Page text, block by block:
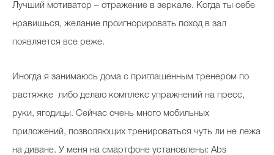
Лучший мотиватор – отражение в зеркале. Когда ты себе
нравишься, желание проигнорировать поход в зал
появляется все реже.
Иногда я занимаюсь дома с приглашенным тренером по
растяжке либо делаю комплекс упражнений на пресс,
руки, ягодицы. Сейчас очень много мобильных
приложений, позволяющих тренироваться чуть ли не лежа
на диване. У меня на смартфоне установлены: Abs